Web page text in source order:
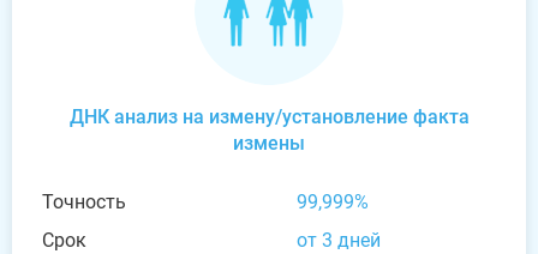
ДНК анализ на измену/установление факта
измены
Точность
99,999%
Срок
от 3 дней